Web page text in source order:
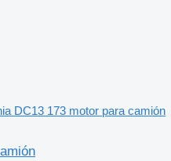
DC13 173 motor para camión